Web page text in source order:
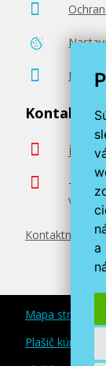
a
+420
Volajte
Kontaktné
Mapa stránok
Plašič kún a myší